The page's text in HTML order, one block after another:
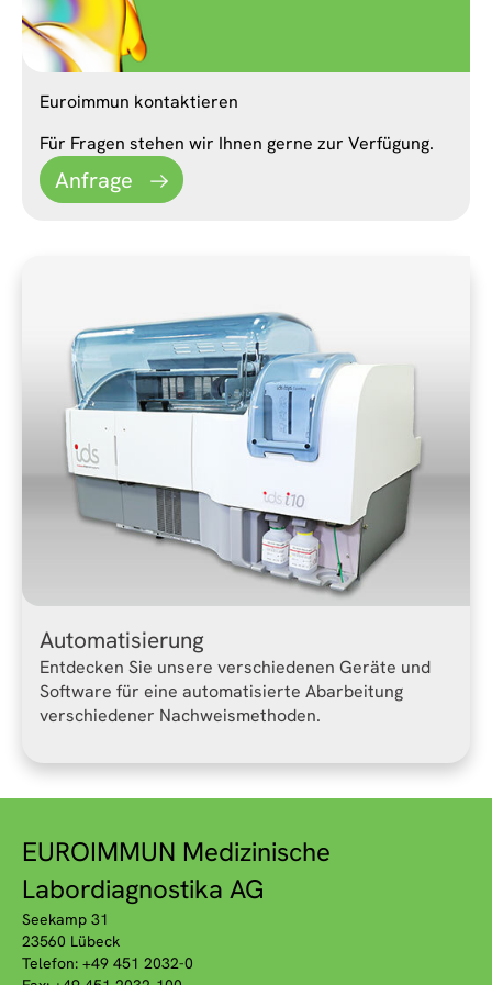
Euroimmun kontaktieren
Für Fragen stehen wir Ihnen gerne zur Verfügung.
Anfrage
Automatisierung
Entdecken Sie unsere verschiedenen Geräte und
Software für eine automatisierte Abarbeitung
verschiedener Nachweismethoden.
EUROIMMUN Medizinische
Labordiagnostika AG
Seekamp 31
23560 Lübeck
Telefon: +49 451 2032-0